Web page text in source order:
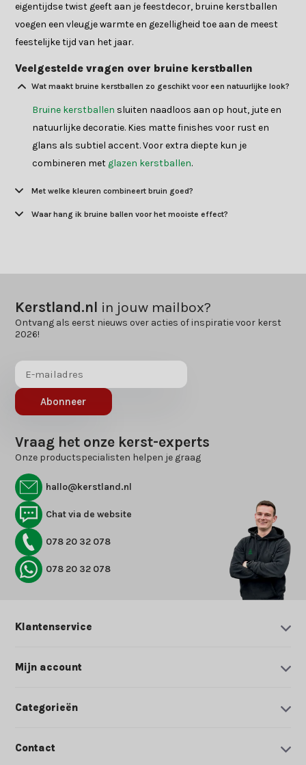
eigentijdse twist geeft aan je feestdecor, bruine kerstballen
voegen een vleugje warmte en gezelligheid toe aan de meest
feestelijke tijd van het jaar.
Veelgestelde vragen over bruine kerstballen
Wat maakt bruine kerstballen zo geschikt voor een natuurlijke look?
Bruine kerstballen sluiten naadloos aan op hout, jute en
natuurlijke decoratie. Kies matte finishes voor rust en
glans als subtiel accent. Voor extra diepte kun je
combineren met glazen kerstballen.
Met welke kleuren combineert bruin goed?
Waar hang ik bruine ballen voor het mooiste effect?
Kerstland.nl in jouw mailbox?
Ontvang als eerst nieuws over acties of inspiratie voor kerst
2026!
Abonneer
Vraag het onze kerst-experts
Onze productspecialisten helpen je graag
hallo@kerstland.nl
Chat via de website
078 20 32 078
078 20 32 078
Klantenservice
Mijn account
Categorieën
Contact